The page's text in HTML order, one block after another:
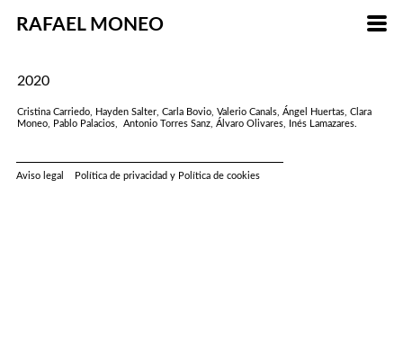
RAFAEL MONEO
2020
Cristina Carriedo, Hayden Salter, Carla Bovio, Valerio Canals, Ángel Huertas, Clara
Moneo, Pablo Palacios, Antonio Torres Sanz, Álvaro Olivares, Inés Lamazares.
Aviso legal Política de privacidad y Política de cookies